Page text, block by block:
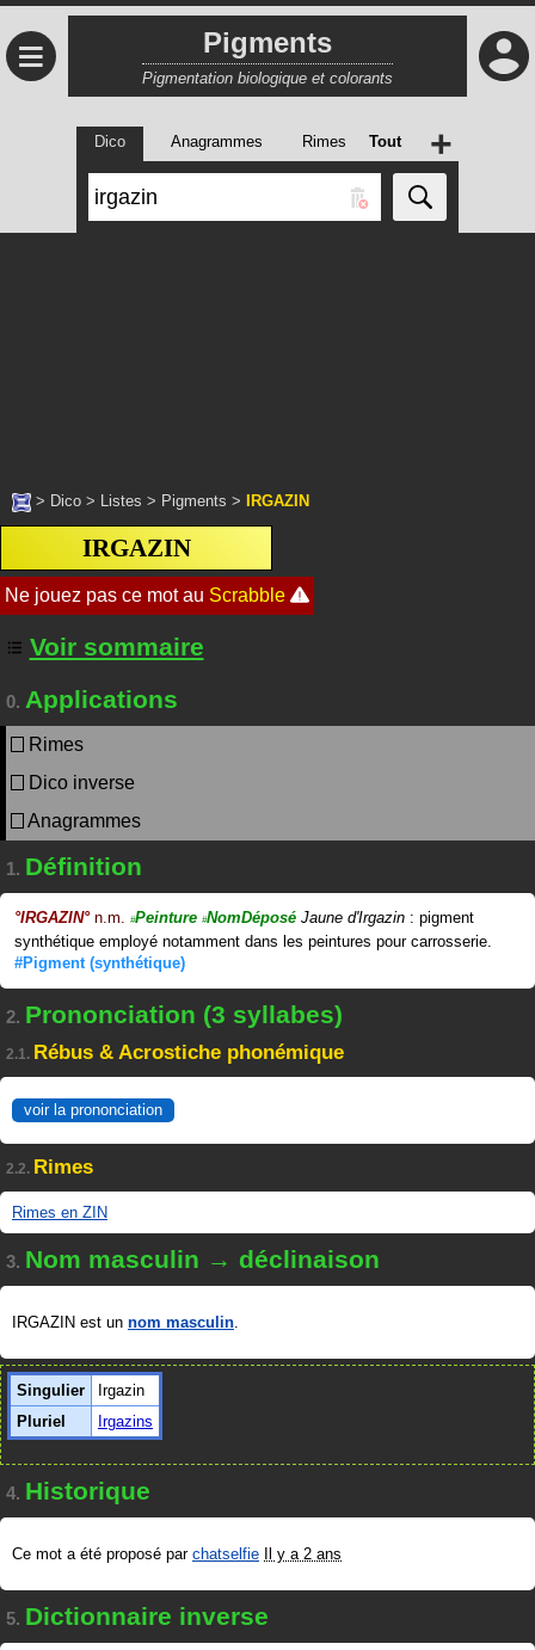
≡ Pigments
Pigmentation biologique et colorants
Dico Anagrammes Rimes Tout +
> Dico > Listes > Pigments > IRGAZIN
IRGAZIN
Voir sommaire
0. Applications
Rimes
Dico inverse
Anagrammes
1. Définition
°IRGAZIN° n.m. #Peinture #NomDéposé Jaune d'Irgazin : pigment
synthétique employé notamment dans les peintures pour carrosserie.
#Pigment (synthétique)
2. Prononciation (3 syllabes)
2.1. Rébus & Acrostiche phonémique
voir la prononciation
2.2. Rimes
Rimes en ZIN
3. Nom masculin → déclinaison
IRGAZIN est un nom masculin.
Singulier
Irgazin
Pluriel
Irgazins
4. Historique
Ce mot a été proposé par chatselfie Il y a 2 ans
5. Dictionnaire inverse